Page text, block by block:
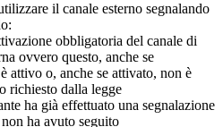
il canale esterno segnalando
obbligatoria del canale di
ovvero questo, anche se
attivo o, anche se attivato, non è
richiesto dalla legge
ha già effettuato una segnalazione
ha avuto seguito